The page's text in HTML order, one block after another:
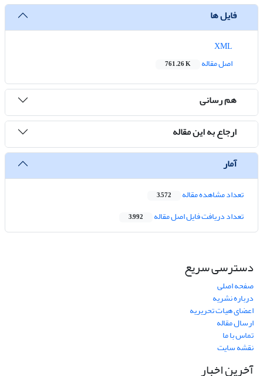
فایل ها
اصل مقاله
761.26 K
هم رسانی
ارجاع به این مقاله
آمار
تعداد مشاهده مقاله 3,572
تعداد دریافت فایل اصل مقاله 3,992
دسترسی سریع
صفحه اصلی
درباره نشریه
اعضای هیات تحریریه
ارسال مقاله
تماس با ما
نقشه سایت
آخرین اخبار